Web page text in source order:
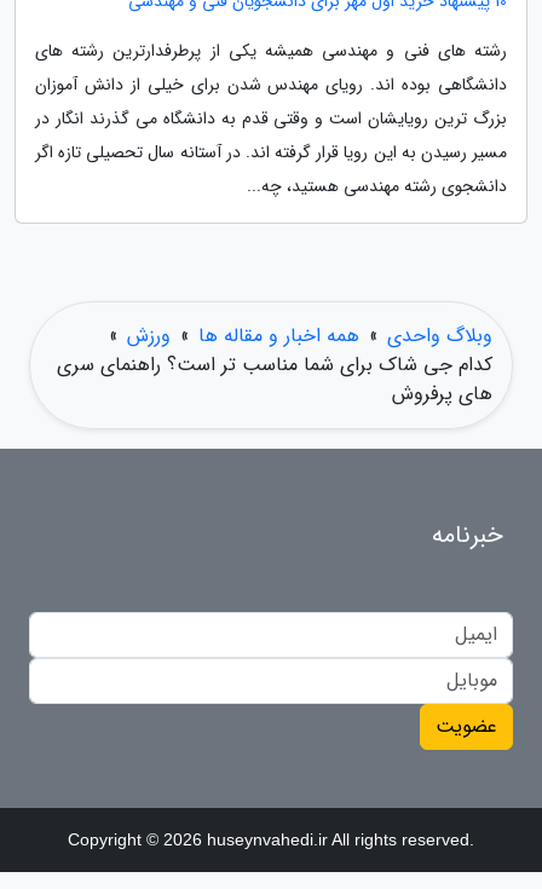
رشته های فنی و مهندسی همیشه یکی از پرطرفدارترین رشته های
دانشگاهی بوده اند. رویای مهندس شدن برای خیلی از دانش آموزان
بزرگ ترین رویایشان است و وقتی قدم به دانشگاه می گذرند انگار در
مسیر رسیدن به این رویا قرار گرفته اند. در آستانه سال تحصیلی تازه اگر
دانشجوی رشته مهندسی هستید، چه...
وبلاگ واحدی » همه اخبار و مقاله ها » ورزش »
کدام جی شاک برای شما مناسب تر است؟ راهنمای سری
های پرفروش
خبرنامه
عضویت
Copyright © 2026 huseynvahedi.ir All rights reserved.